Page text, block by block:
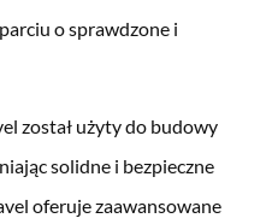
o sprawdzone i
został użyty do budowy
solidne i bezpieczne
oferuje zaawansowane